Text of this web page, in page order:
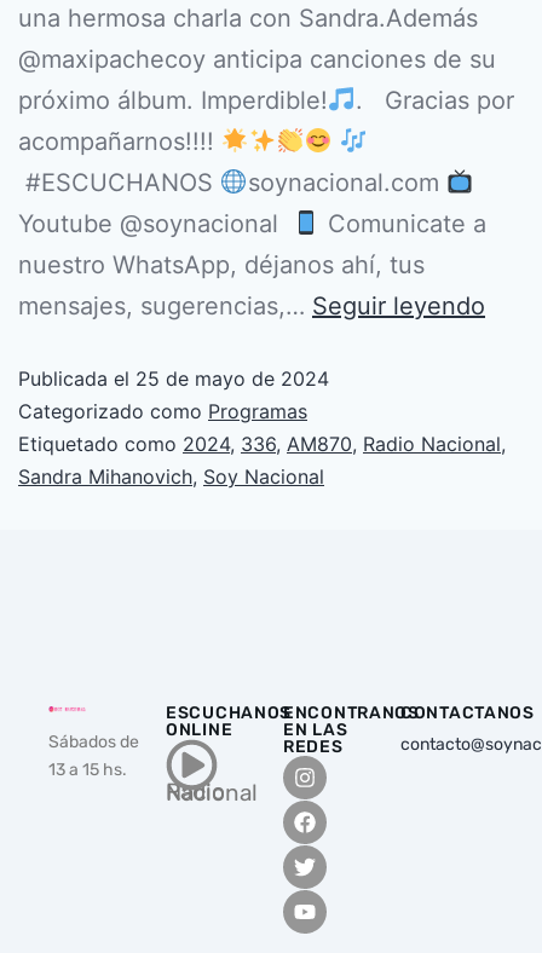
una hermosa charla con Sandra.Además
@maxipachecoy anticipa canciones de su
próximo álbum. Imperdible!
. Gracias por
acompañarnos!!!!
#ESCUCHANOS
soynacional.com
Youtube @soynacional
Comunicate a
nuestro WhatsApp, déjanos ahí, tus
mensajes, sugerencias,… Seguir leyendo
Publicada el 25 de mayo de 2024
Categorizado como Programas
Etiquetado como 2024, 336, AM870, Radio Nacional,
Sandra Mihanovich, Soy Nacional
Sábados de
13 a 15 hs.
ESCUCHANOS
ONLINE
Radio Nacional
ENCONTRANOS
EN LAS
REDES
CONTACTANOS